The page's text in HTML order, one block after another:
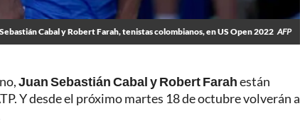
Cabal y Robert Farah, tenistas colombianos, en US Open 2022 AFP
Juan Sebastián Cabal y Robert Farahestán
Y desde el próximo martes 18 de octubre volverán a